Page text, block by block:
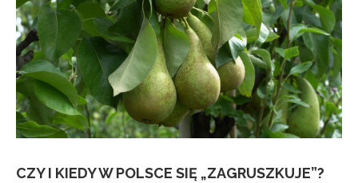
CZY I KIEDY W POLSCE SIĘ „ZAGRUSZKUJE”?